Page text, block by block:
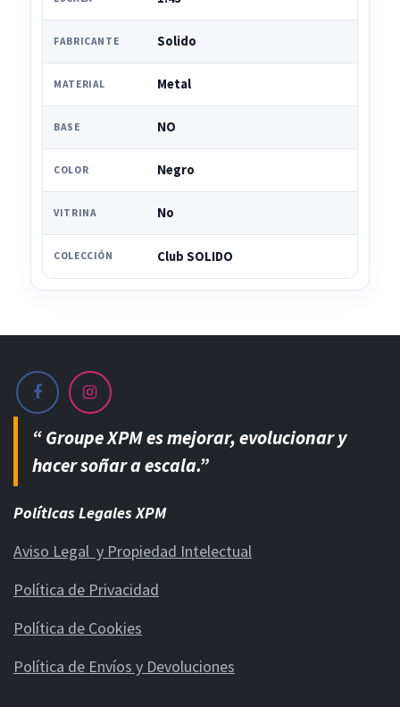
FABRICANTE Solido
MATERIAL Metal
BASE NO
COLOR Negro
VITRINA No
COLECCIÓN Club SOLIDO
“ Groupe XPM es mejorar, evolucionar y
hacer soñar a escala.”
Políticas Legales XPM
Aviso Legal y Propiedad Intelectual
Política de Privacidad
Política de Cookies
Política de Envíos y Devoluciones